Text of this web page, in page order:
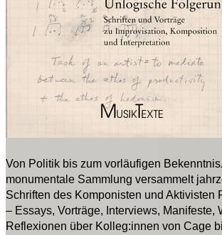
Von Politik bis zum vorläufigen Bekenntnis
monumentale Sammlung versammelt
Schriften des Komponisten und Aktivisten
– Essays, Vorträge, Interviews, Manifeste,
Reflexionen über Kolleg:innen von Cage